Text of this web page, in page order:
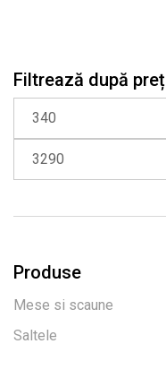
Filtrează după preț
Produse
Mese si scaune
Saltele